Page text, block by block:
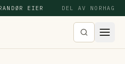
EIER DEL AV NORHAG